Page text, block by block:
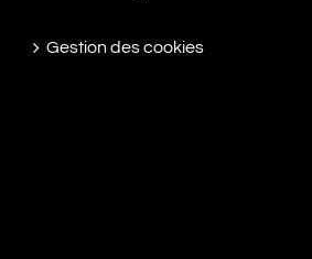
Gestion des cookies